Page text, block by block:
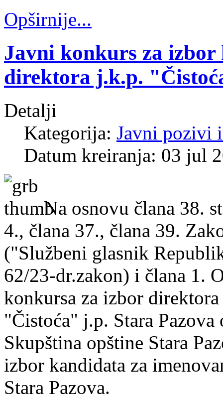
Opširnije...
Javni konkurs za izbor
direktora j.k.p.
Detalji
Kategorija: Javni pozivi
Datum kreiranja: 03 jul
Na osnovu člana 38.
4., člana 37., člana 39.
("Službeni glasnik
62/23-dr.zakon) i člana 1.
konkursa za izbor
"Čistoća" j.p. Stara
Skupština opštine Stara
izbor kandidata za
Stara Pazova.